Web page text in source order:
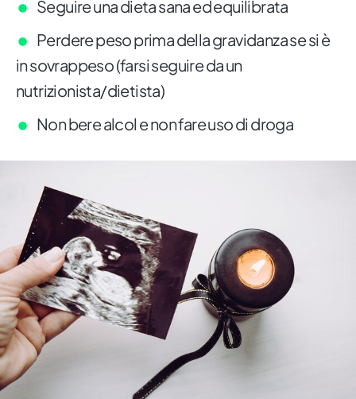
Seguire una dieta sana ed equilibrata
Perdere peso prima della gravidanza se si è
in sovrappeso (farsi seguire da un
nutrizionista/dietista)
Non bere alcol e non fare uso di droga